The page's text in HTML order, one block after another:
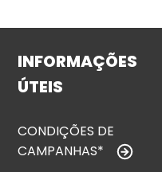
INFORMAÇÕES
ÚTEIS
CONDIÇÕES DE
CAMPANHAS*